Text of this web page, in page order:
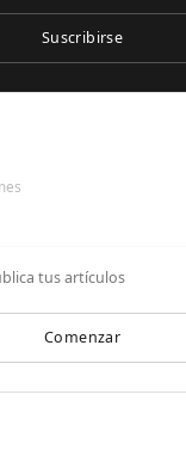
tus artículos
Comenzar
Suscribirse